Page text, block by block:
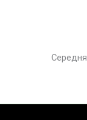
Середня